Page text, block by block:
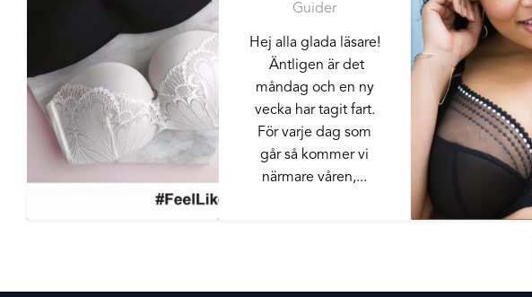
Guider
Hej alla glada läsare!
Äntligen är det
måndag och en ny
vecka har tagit fart.
För varje dag som
går så kommer vi
närmare våren,...